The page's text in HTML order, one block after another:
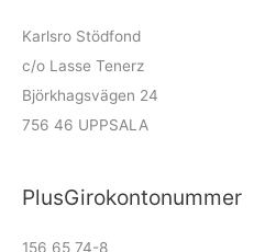
Karlsro Stödfond
c/o Lasse Tenerz
Björkhagsvägen 24
756 46 UPPSALA
PlusGirokontonummer
156 65 74-8